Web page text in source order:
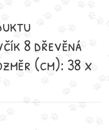
8 dřevěná
(cm): 38 x